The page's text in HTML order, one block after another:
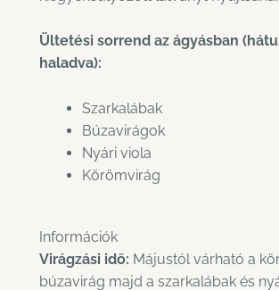
Ültetési sorrend az ágyásban
haladva):
Szarkalábak
Búzavirágok
Nyári viola
Körömvirág
Információk
Virágzási idő: Májustól várható a
búzavirág majd a szarkalábak és